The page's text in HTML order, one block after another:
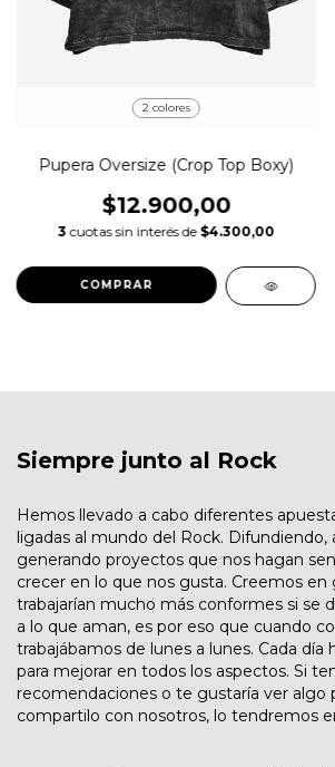
2 colores
Pupera Oversize (Crop Top Boxy)
$12.900,00
3 cuotas sin interés de $4.300,00
COMPRAR
Siempre junto al Rock
Hemos llevado a cabo diferentes
ligadas al mundo del Rock. Difundiendo,
generando proyectos que nos hagan
crecer en lo que nos gusta. Creemos en
trabajarían mucho más conformes si se
a lo que aman, es por eso que cuando
trabajábamos de lunes a lunes. Cada día
para mejorar en todos los aspectos. Si
recomendaciones o te gustaría ver algo
compartilo con nosotros, lo tendremos